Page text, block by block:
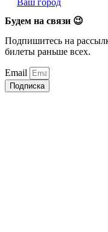
Ваш город
Будем на связи 😉
Подпишитесь на
билеты раньше всех.
Email
Подписка